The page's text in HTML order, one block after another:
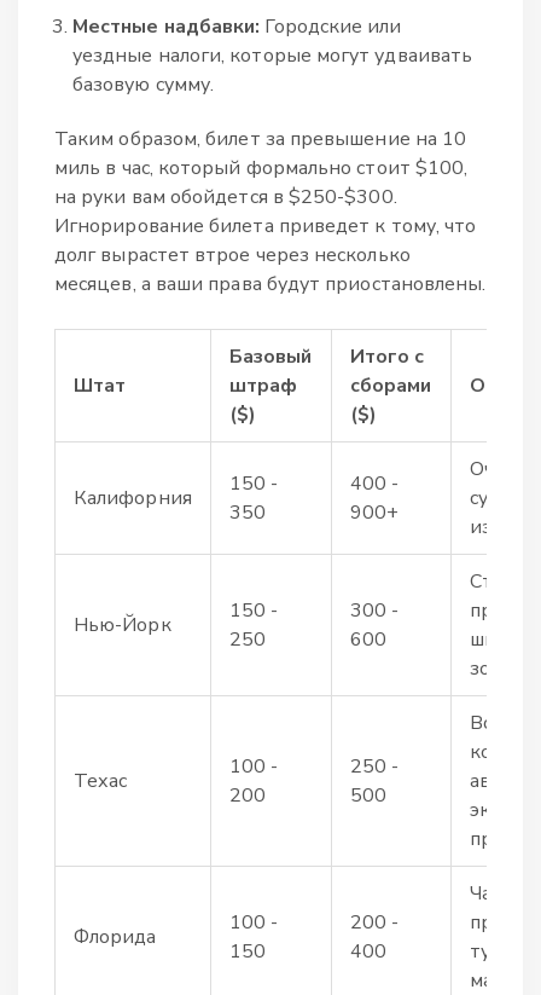
Местные надбавки: Городские или
уездные налоги, которые могут удваивать
базовую сумму.
Таким образом, билет за превышение на 10
миль в час, который формально стоит $100,
на руки вам обойдется в $250-$300.
Игнорирование билета приведет к тому, что
долг вырастет втрое через несколько
месяцев, а ваши права будут приостановлены.
Штат
Базовый
штраф
($)
Итого с
сборами
($)
Калифорния
150 -
350
400 -
900+
Очень
Нью-Йорк
150 -
250
300 -
600
зонах
Техас
100 -
200
250 -
500
авто
Флорида
100 -
150
200 -
400
Частые